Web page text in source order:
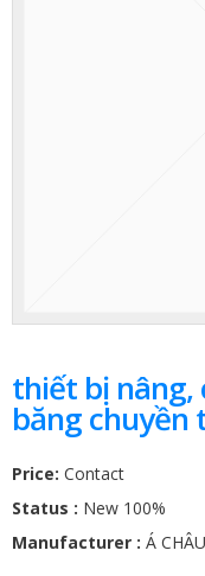
thiết bị nâng,
băng chuyền
Price: Contact
Status : New 100%
Manufacturer : Á CHÂU